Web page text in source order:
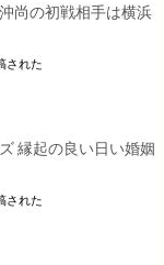
尚の初戦相手は横浜
された
縁起の良い日い婚姻
された